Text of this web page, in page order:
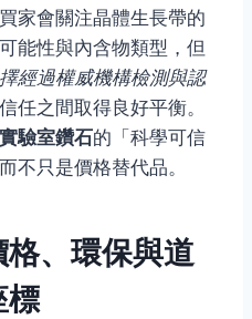
家會關注晶體生長帶的
能性與內含物類型，但
經過權威機構檢測與認
任之間取得良好平衡。
實驗室鑽石的「科學可信
不只是價格替代品。
、環保與道
標